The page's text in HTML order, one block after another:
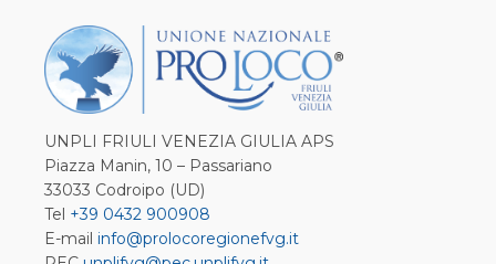
UNPLI FRIULI VENEZIA GIULIA APS
Piazza Manin, 10 – Passariano
33033 Codroipo (UD)
Tel +39 0432 900908
E-mail info@prolocoregionefvg.it